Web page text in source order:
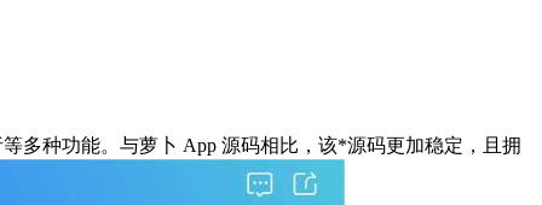
多种功能。与萝卜 App 源码相比，该*源码更加稳定，且拥